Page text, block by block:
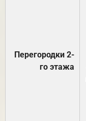
Перегородки 2-
го этажа